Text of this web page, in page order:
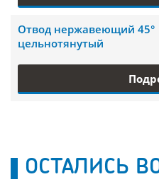
Отвод нержавеющий 45°
цельнотянутый
ОСТАЛИСЬ